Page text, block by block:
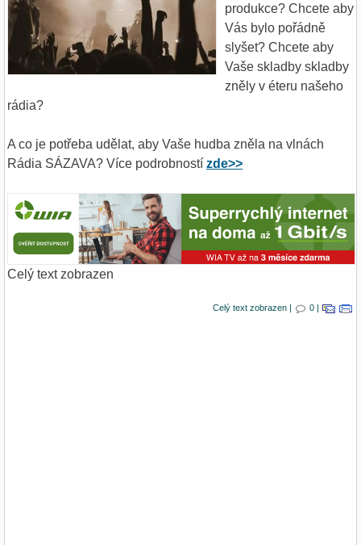
produkce? Chcete aby
Vás bylo pořádně
slyšet? Chcete aby
Vaše skladby skladby
zněly v éteru našeho
rádia?
A co je potřeba udělat, aby Vaše hudba zněla na vlnách
Rádia SÁZAVA? Více podrobností zde>>
Celý text zobrazen
Celý text zobrazen | 0 |